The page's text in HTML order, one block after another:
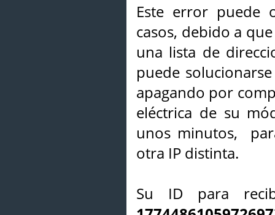
Este error puede
casos, debido a
una lista de
puede
apagando por
eléctrica de su
unos minutos,
otra IP distinta.
Su ID para